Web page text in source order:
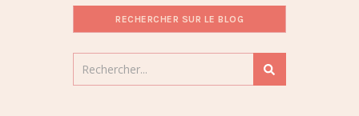
RECHERCHER SUR LE BLOG